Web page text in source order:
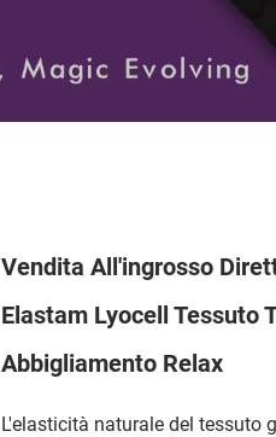
Vendita All'ingrosso
Elastam Lyocell Tessuto
Abbigliamento Relax
L'elasticità naturale del tessuto